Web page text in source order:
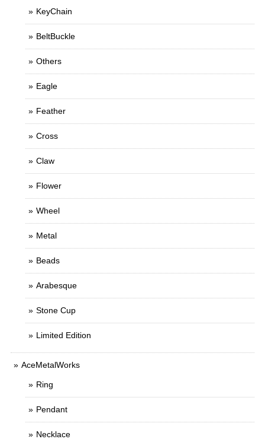
KeyChain
BeltBuckle
Others
Eagle
Feather
Cross
Claw
Flower
Wheel
Metal
Beads
Arabesque
Stone Cup
Limited Edition
AceMetalWorks
Ring
Pendant
Necklace